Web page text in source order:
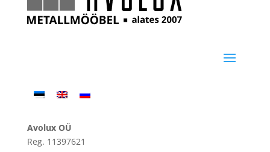
Avolux OÜ
Reg. 11397621